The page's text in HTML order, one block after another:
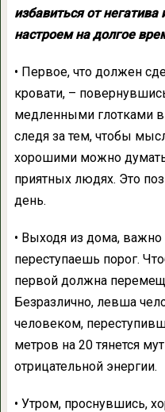
избавиться от
настроем на долгое
• Первое, что должен
кровати, –
медленными глотками
следя за тем, чтобы
хорошими можно думать
приятных людях. Это
день.
• Выходя из дома, важно
переступаешь порог.
первой должна
Безразлично, левша
человеком,
метров на 20 тянется
отрицательной энергии.
• Утром, проснувшись,